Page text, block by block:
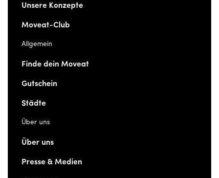
Unsere Konzepte
Moveat-Club
Allgemein
Finde dein Moveat
Gutschein
Städte
Über uns
Über uns
Presse & Medien